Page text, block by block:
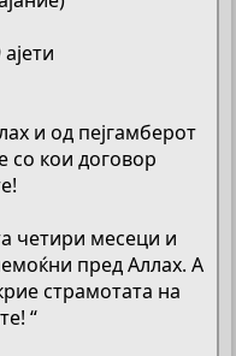
и од пејгамберот
со кои договор
четири месеци и
пред Аллах. А
страмотата на
“